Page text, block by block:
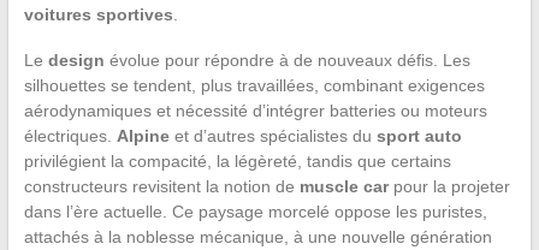
voitures sportives
Le design évolue pour répondre à de nouveaux défis. Les
silhouettes se tendent, plus travaillées, combinant exigences
aérodynamiques et nécessité d’intégrer batteries ou moteurs
électriques. Alpineet d’autres spécialistes du sport auto
privilégient la compacité, la légèreté, tandis que certains
constructeurs revisitent la notion de muscle carpour la projeter
dans l’ère actuelle. Ce paysage morcelé oppose les puristes,
attachés à la noblesse mécanique, à une nouvelle génération